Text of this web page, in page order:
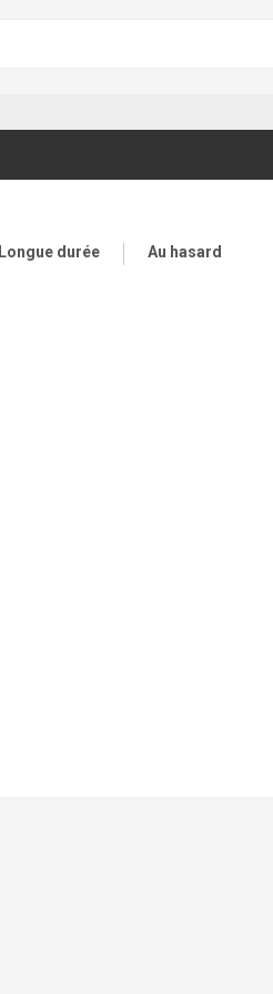
Longue durée Au hasard